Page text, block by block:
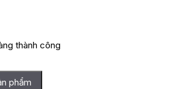
thành công
phẩm